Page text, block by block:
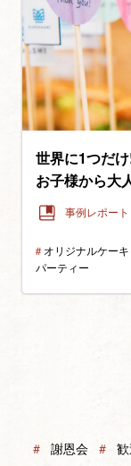
世界に1つだ
お子様から大
事例レポート
＃オリジナルケーキ
パーティー
＃ 謝恩会 ＃